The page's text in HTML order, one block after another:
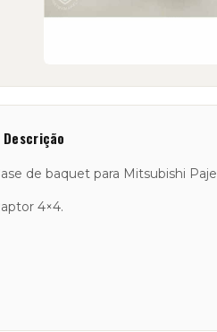
Descrição
de baquet para Mitsubishi
4×4.